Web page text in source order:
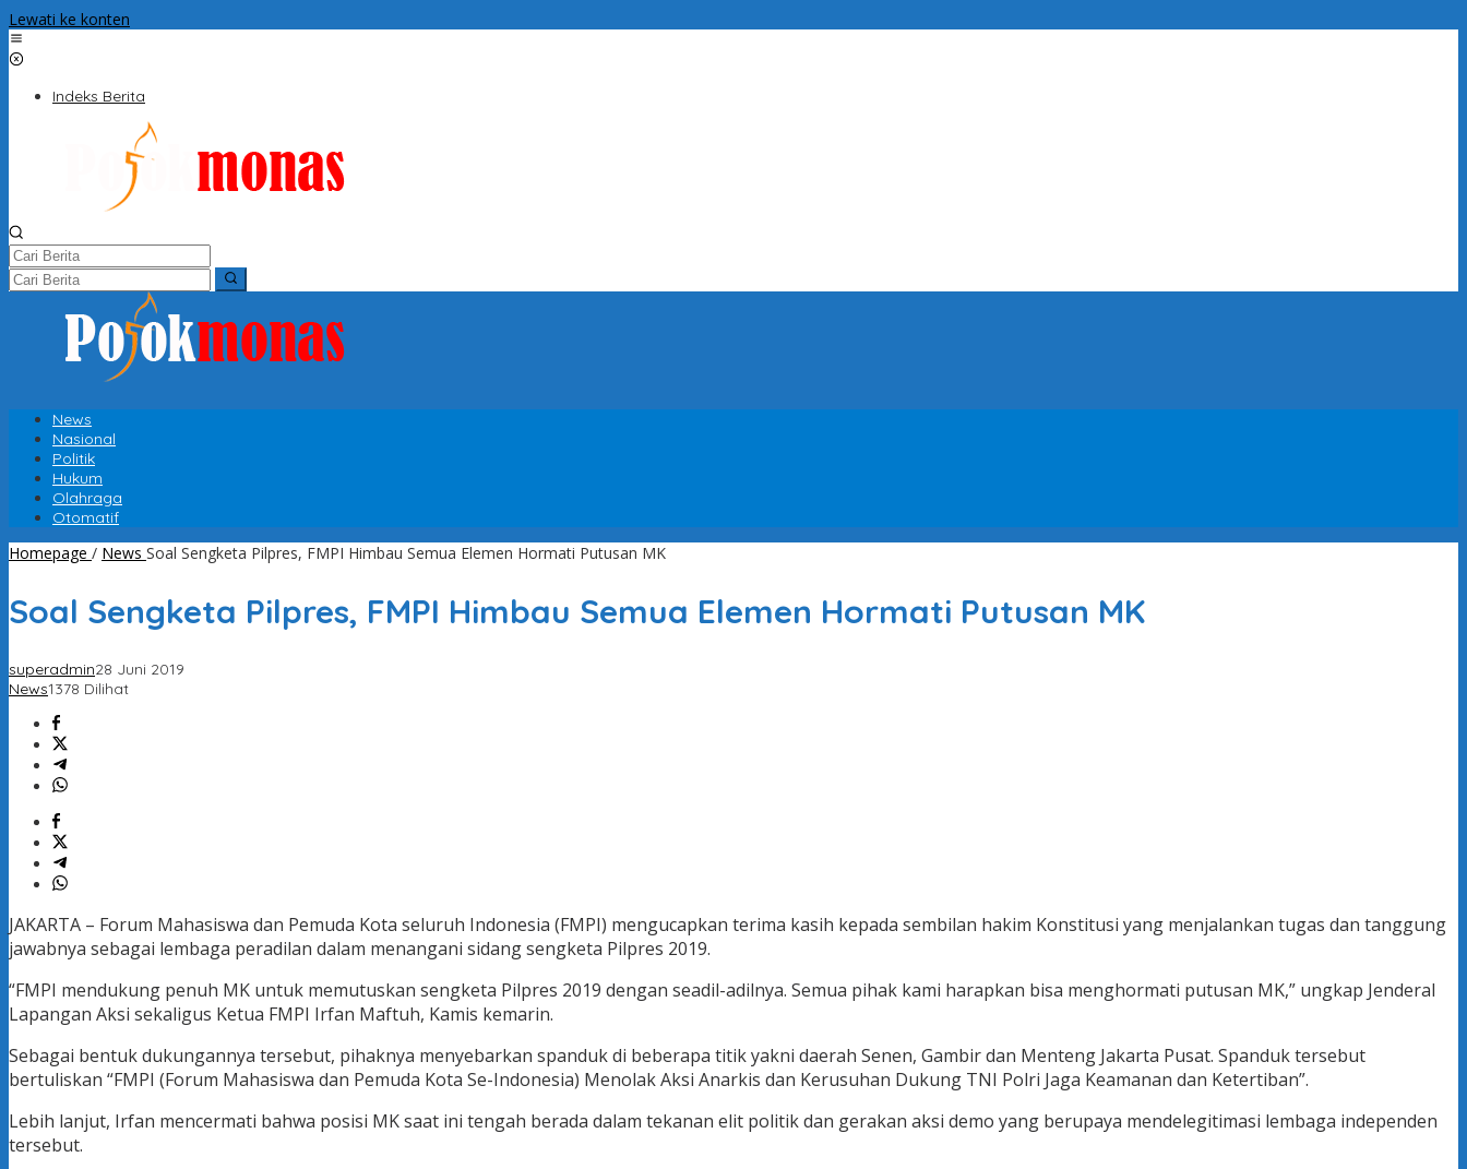
Lewati ke konten
Indeks Berita
News
Nasional
Politik
Hukum
Olahraga
Otomatif
Homepage / News Soal Sengketa Pilpres, FMPI Himbau Semua Elemen Hormati Putusan MK
Soal Sengketa Pilpres, FMPI Himbau Semua Elemen Hormati Putusan MK
superadmin28 Juni 2019
News1378 Dilihat
JAKARTA – Forum Mahasiswa dan Pemuda Kota seluruh Indonesia (FMPI) mengucapkan terima kasih kepada sembilan hakim Konstitusi yang menjalankan tugas dan tanggung
jawabnya sebagai lembaga peradilan dalam menangani sidang sengketa Pilpres 2019.
“FMPI mendukung penuh MK untuk memutuskan sengketa Pilpres 2019 dengan seadil-adilnya. Semua pihak kami harapkan bisa menghormati putusan MK,” ungkap Jenderal
Lapangan Aksi sekaligus Ketua FMPI Irfan Maftuh, Kamis kemarin.
Sebagai bentuk dukungannya tersebut, pihaknya menyebarkan spanduk di beberapa titik yakni daerah Senen, Gambir dan Menteng Jakarta Pusat. Spanduk tersebut
bertuliskan “FMPI (Forum Mahasiswa dan Pemuda Kota Se-Indonesia) Menolak Aksi Anarkis dan Kerusuhan Dukung TNI Polri Jaga Keamanan dan Ketertiban”.
Lebih lanjut, Irfan mencermati bahwa posisi MK saat ini tengah berada dalam tekanan elit politik dan gerakan aksi demo yang berupaya mendelegitimasi lembaga independen
tersebut.